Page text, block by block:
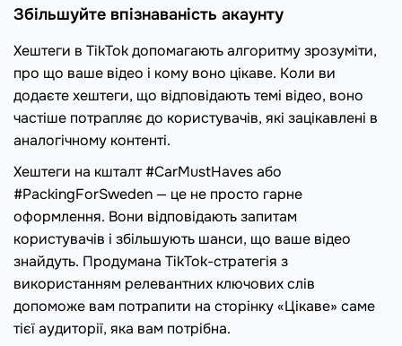
Збільшуйте впізнаваність акаунту
Хештеги в TikTok допомагають алгоритму зрозуміти,
про що ваше відео і кому воно цікаве. Коли ви
додаєте хештеги, що відповідають темі відео, воно
частіше потрапляє до користувачів, які зацікавлені в
аналогічному контенті.
Хештеги на кшталт #CarMustHaves або
#PackingForSweden — це не просто гарне
оформлення. Вони відповідають запитам
користувачів і збільшують шанси, що ваше відео
знайдуть. Продумана TikTok-стратегія з
використанням релевантних ключових слів
допоможе вам потрапити на сторінку «Цікаве» саме
тієї аудиторії, яка вам потрібна.